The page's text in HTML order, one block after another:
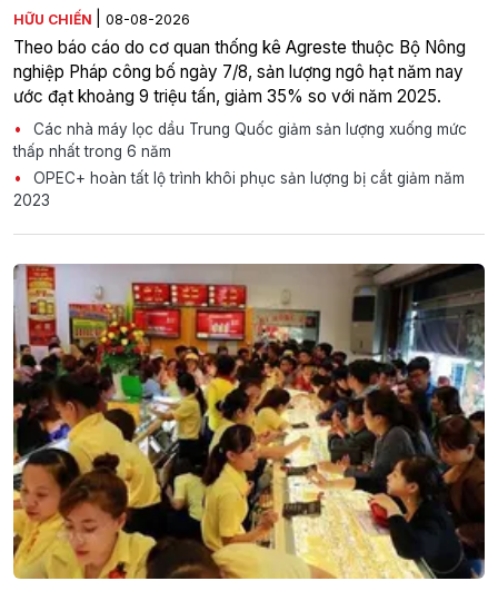
HỮU CHIẾN 08-08-2026
Theo báo cáo do cơ quan thống kê Agreste thuộc Bộ Nông
nghiệp Pháp công bố ngày 7/8, sản lượng ngô hạt năm nay
ước đạt khoảng 9 triệu tấn, giảm 35% so với năm 2025.
Các nhà máy lọc dầu Trung Quốc giảm sản lượng xuống mức
thấp nhất trong 6 năm
OPEC+ hoàn tất lộ trình khôi phục sản lượng bị cắt giảm năm
2023